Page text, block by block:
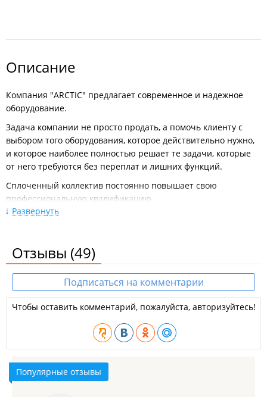
Описание
Компания "ARCTIC" предлагает современное и надежное
оборудование.
Задача компании не просто продать, а помочь клиенту с
выбором того оборудования, которое действительно нужно,
и которое наиболее полностью решает те задачи, которые
от него требуются без переплат и лишних функций.
Сплоченный коллектив постоянно повышает свою
профессиональную квалификацию.
У компании свои бригады монтажников. Установка быстро и
Работа по г. Владивостоку, г. Артему и Надеждинскому р-
ну.
Подробная консультация по ремонту и обслуживанию
техники. Гарантия.
ИП Данилов Е. С.
Развернуть
Отзывы (49)
Подписаться на комментарии
Чтобы оставить комментарий, пожалуйста, авторизуйтесь!
Популярные отзывы